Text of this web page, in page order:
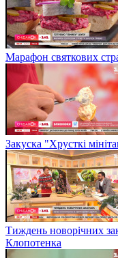
Марафон святкових
Закуска "Хрусткі
Тиждень новорічних
Клопотенка